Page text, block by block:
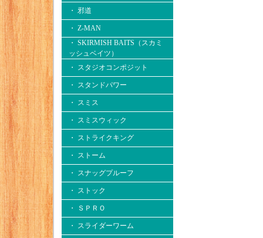
・ 邪道
・ Z-MAN
・ SKIRMISH BAITS（スカミ
ッシュベイツ）
・ スタジオコンポジット
・ スタンドパワー
・ スミス
・ スミスウィック
・ ストライクキング
・ ストーム
・ スナッグプルーフ
・ ストック
・ ＳＰＲＯ
・ スライダーワーム